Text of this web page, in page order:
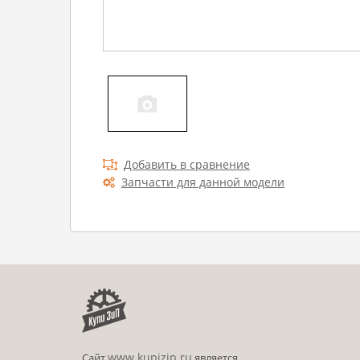
Добавить в сравнение
Запчасти для данной модели